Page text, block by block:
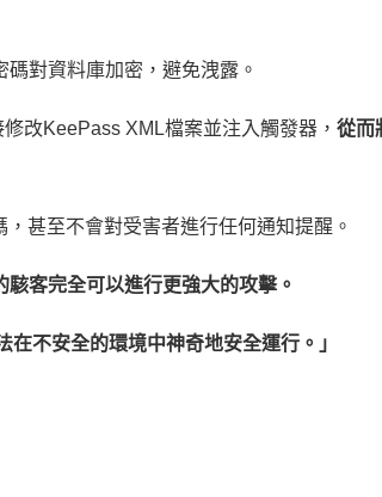
對資料庫加密，避免洩露。
改KeePass XML檔案並注入觸發器， 從而
甚至不會對受害者進行任何通知提醒。
客完全可以進行更強大的攻擊。
在不安全的環境中神奇地安全運行。」